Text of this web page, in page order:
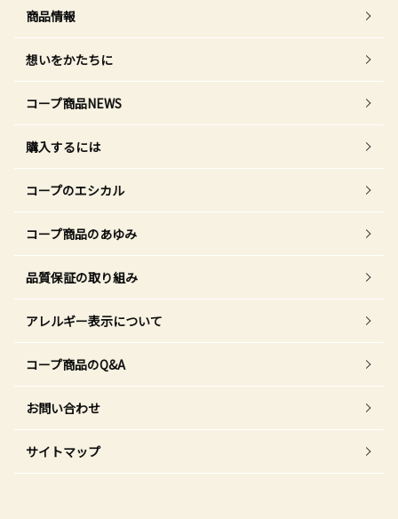
商品情報
想いをかたちに
コープ商品NEWS
購入するには
コープのエシカル
コープ商品のあゆみ
品質保証の取り組み
アレルギー表示について
コープ商品のQ&A
お問い合わせ
サイトマップ